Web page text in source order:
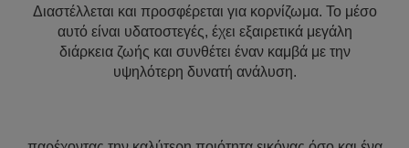
Διαστέλλεται και προσφέρεται για κορνίζωμα. Το μέσο
αυτό είναι υδατοστεγές, έχει εξαιρετικά μεγάλη
διάρκεια ζωής και συνθέτει έναν καμβά με την
υψηλότερη δυνατή ανάλυση.